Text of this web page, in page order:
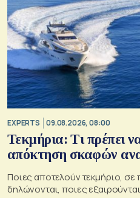
EXPERTS 09.08.2026, 08:00
Τεκμήρια: Τι πρέπει
απόκτηση σκαφών
Ποιες αποτελούν τεκμήριο,
δηλώνονται, ποιες